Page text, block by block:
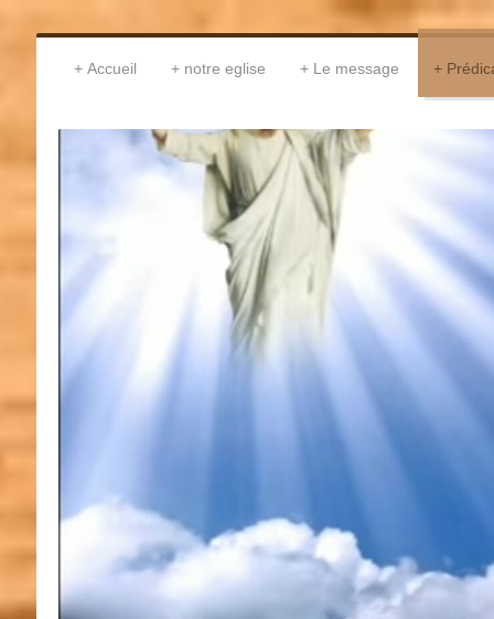
Accueil notre eglise Le message